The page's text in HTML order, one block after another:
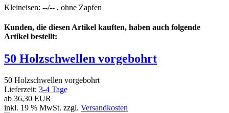
Kleineisen: --/-- , ohne Zapfen
Kunden, die diesen Artikel kauften, haben auch folgende
Artikel bestellt:
50 Holzschwellen vorgebohrt
50 Holzschwellen vorgebohrt
Lieferzeit: 3-4 Tage
ab 36,30 EUR
inkl. 19 % MwSt. zzgl. Versandkosten